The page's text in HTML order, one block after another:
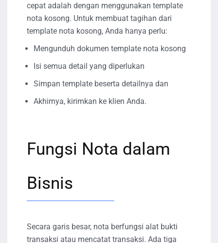
cepat adalah dengan menggunakan template
nota kosong. Untuk membuat tagihan dari
template nota kosong, Anda hanya perlu:
Mengunduh dokumen template nota kosong
Isi semua detail yang diperlukan
Simpan template beserta detailnya dan
Akhirnya, kirimkan ke klien Anda.
Fungsi Nota dalam
Bisnis
Secara garis besar, nota berfungsi alat bukti
transaksi atau mencatat transaksi. Ada tiga